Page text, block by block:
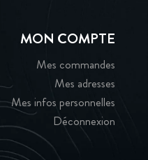
MON COMPTE
Mes commandes
Mes adresses
Mes infos personnelles
Déconnexion